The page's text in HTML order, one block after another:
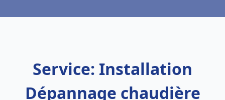
Service: Installation
Dépannage chaudière